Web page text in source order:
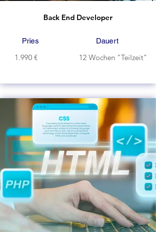
Back End Developer
Pries
1.990 €
Dauert
12 Wochen "Teilzeit"